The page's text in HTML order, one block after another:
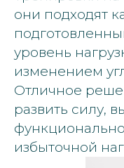
они подходят
уровень
изменением
Отличное
развить силу,
избыточной